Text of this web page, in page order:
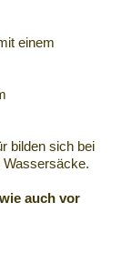
einem
bilden sich bei
Wassersäcke.
auch vor